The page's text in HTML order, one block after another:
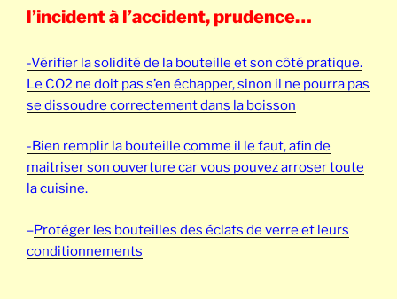
l’incident à l’accident, prudence…
-Vérifier la solidité de la bouteille et son côté pratique.
Le CO2 ne doit pas s’en échapper, sinon il ne pourra pas
se dissoudre correctement dans la boisson
-Bien remplir la bouteille comme il le faut,afin de
maitriser son ouverture car vous pouvez arroser toute
la cuisine.
–Protéger les bouteilles des éclats de verre et leurs
conditionnements